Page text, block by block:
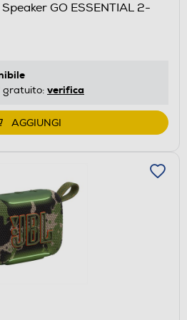
GO ESSENTIAL 2-
gratuito: verifica
AGGIUNGI